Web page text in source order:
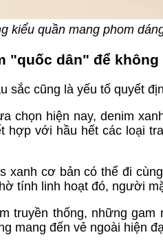
kiểu quần mang phom
"quốc dân" để
sắc cũng là yếu tố quyết
chọn hiện nay, denim
hợp với hầu hết các loại
xanh cơ bản có thể đi
tính linh hoạt đó, người
truyền thống, những
mang đến vẻ ngoài hiện